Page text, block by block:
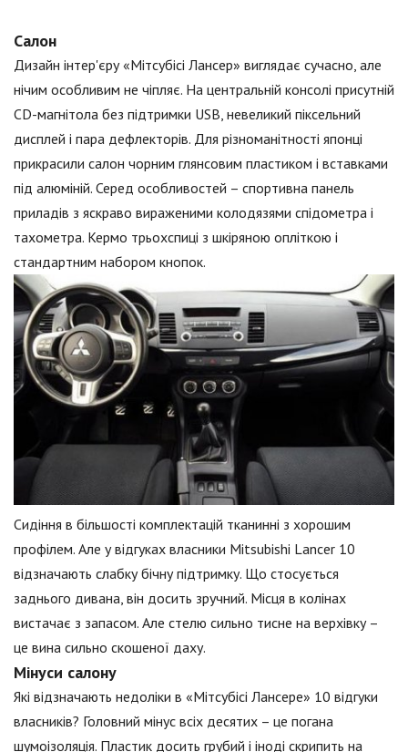
Салон
Дизайн інтер'єру «Мітсубісі Лансер» виглядає сучасно, але
нічим особливим не чіпляє. На центральній консолі присутній
CD-магнітола без підтримки USB, невеликий піксельний
дисплей і пара дефлекторів. Для різноманітності японці
прикрасили салон чорним глянсовим пластиком і вставками
під алюміній. Серед особливостей – спортивна панель
приладів з яскраво вираженими колодязями спідометра і
тахометра. Кермо трьохспиці з шкіряною опліткою і
стандартним набором кнопок.
Сидіння в більшості комплектацій тканинні з хорошим
профілем. Але у відгуках власники Mitsubishi Lancer 10
відзначають слабку бічну підтримку. Що стосується
заднього дивана, він досить зручний. Місця в колінах
вистачає з запасом. Але стелю сильно тисне на верхівку –
це вина сильно скошеної даху.
Мінуси салону
Які відзначають недоліки в «Мітсубісі Лансере» 10 відгуки
власників? Головний мінус всіх десятих – це погана
шумоізоляція. Пластик досить грубий і іноді скрипить на